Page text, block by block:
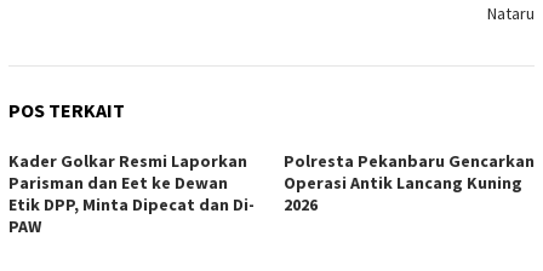
Nataru
POS TERKAIT
Kader Golkar Resmi Laporkan
Parisman dan Eet ke Dewan
Etik DPP, Minta Dipecat dan Di-
PAW
Polresta Pekanbaru Gencarkan
Operasi Antik Lancang Kuning
2026